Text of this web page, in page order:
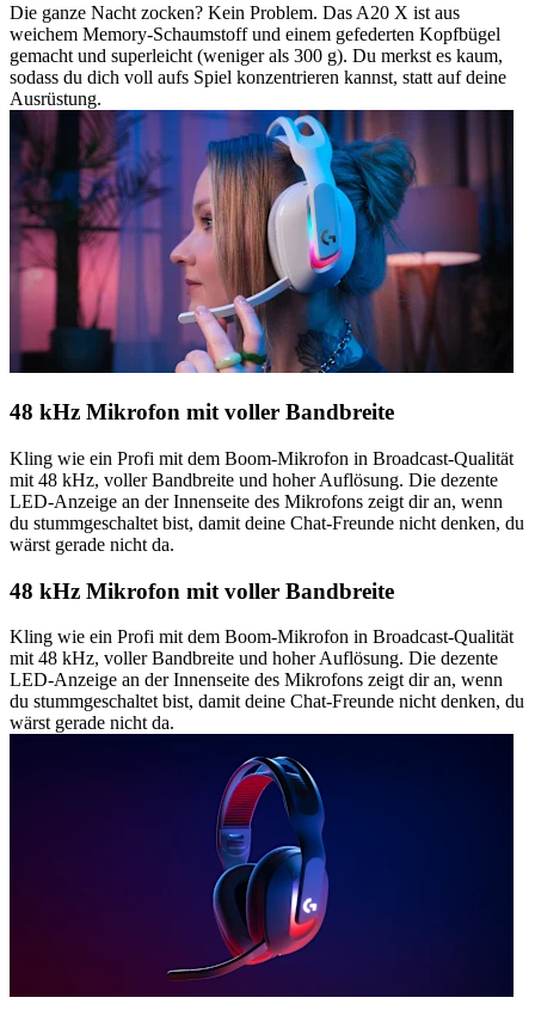
Die ganze Nacht zocken? Kein Problem. Das A20 X ist aus
weichem Memory-Schaumstoff und einem gefederten Kopfbügel
gemacht und superleicht (weniger als 300 g). Du merkst es kaum,
sodass du dich voll aufs Spiel konzentrieren kannst, statt auf deine
Ausrüstung.
48 kHz Mikrofon mit voller Bandbreite
Kling wie ein Profi mit dem Boom-Mikrofon in Broadcast-Qualität
mit 48 kHz, voller Bandbreite und hoher Auflösung. Die dezente
LED-Anzeige an der Innenseite des Mikrofons zeigt dir an, wenn
du stummgeschaltet bist, damit deine Chat-Freunde nicht denken, du
wärst gerade nicht da.
48 kHz Mikrofon mit voller Bandbreite
Kling wie ein Profi mit dem Boom-Mikrofon in Broadcast-Qualität
mit 48 kHz, voller Bandbreite und hoher Auflösung. Die dezente
LED-Anzeige an der Innenseite des Mikrofons zeigt dir an, wenn
du stummgeschaltet bist, damit deine Chat-Freunde nicht denken, du
wärst gerade nicht da.